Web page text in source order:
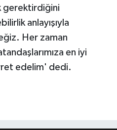
gerektirdiğini
anlayışıyla
Her zaman
en iyi
edelim' dedi.